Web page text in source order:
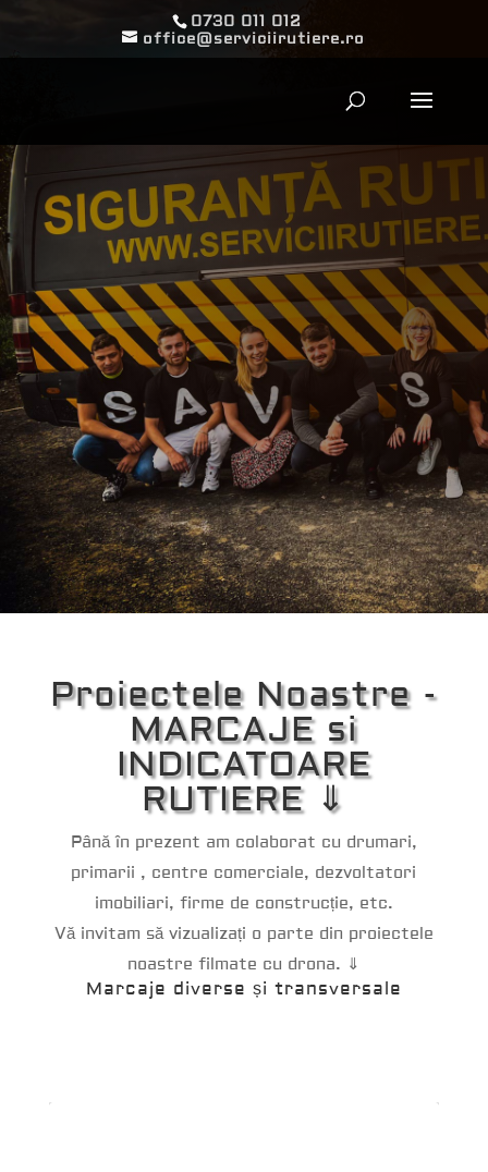
0730 011 012
office@serviciirutiere.ro
Proiectele Noastre -
MARCAJE si
INDICATOARE
RUTIERE ⇓
Până în prezent am colaborat cu drumari,
primarii , centre comerciale, dezvoltatori
imobiliari, firme de construcție, etc.
Vă invitam să vizualizați o parte din proiectele
noastre filmate cu drona. ⇓
Marcaje diverse și transversale